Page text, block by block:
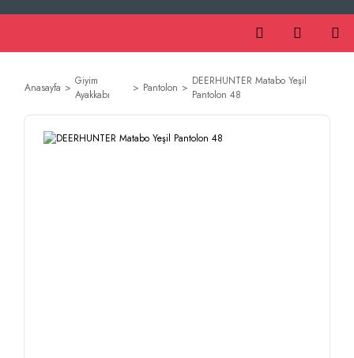
Anasayfa
Giyim
Ayakkabı
Pantolon
DEERHUNTER Matabo Yeşil
Pantolon 48